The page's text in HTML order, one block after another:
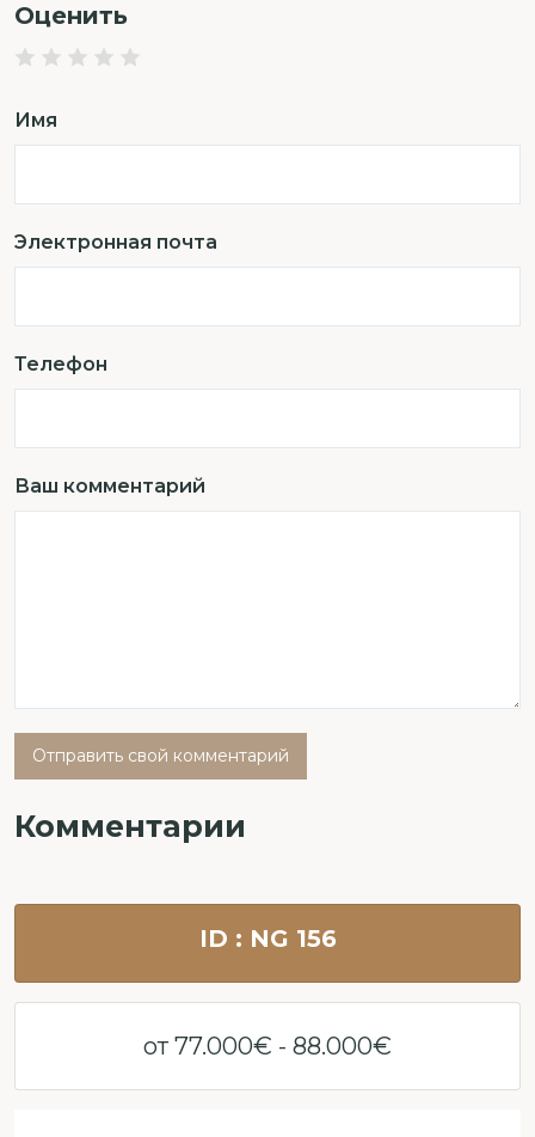
Оценить
Имя
Электронная почта
Телефон
Ваш комментарий
Отправить свой комментарий
Комментарии
ID : NG 156
от 77.000€ - 88.000€